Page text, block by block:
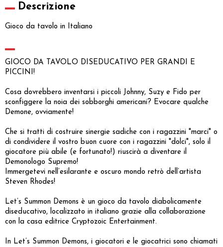
Descrizione
Gioco da tavolo in Italiano
GIOCO DA TAVOLO DISEDUCATIVO PER GRANDI E
PICCINI!
Cosa dovrebbero inventarsi i piccoli Johnny, Suzy e Fido per
sconfiggere la noia dei sobborghi americani? Evocare qualche
Demone, ovviamente!
Che si tratti di costruire sinergie sadiche con i ragazzini "marci" o
di condividere il vostro buon cuore con i ragazzini "dolci", solo il
giocatore più abile (e fortunato!) riuscirà a diventare il
Demonologo Supremo!
Immergetevi nell’esilarante e oscuro mondo retrò dell’artista
Steven Rhodes!
Let’s Summon Demons è un gioco da tavolo diabolicamente
diseducativo, localizzato in italiano grazie alla collaborazione
con la casa editrice Cryptozoic Entertainment.
In Let’s Summon Demons, i giocatori e le giocatrici sono chiamati